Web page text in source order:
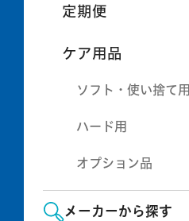
定期便
ケア用品
ソフト・使い捨て用
ハード用
オプション品
メーカーから探す